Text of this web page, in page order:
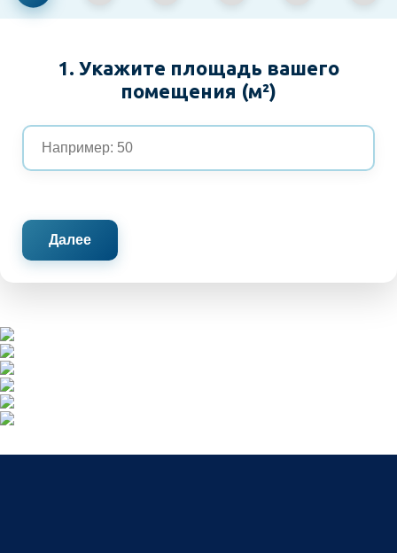
1. Укажите площадь вашего
помещения (м²)
Далее